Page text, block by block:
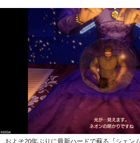
およそ20年ぶりに最新ハードで蘇る『シェン